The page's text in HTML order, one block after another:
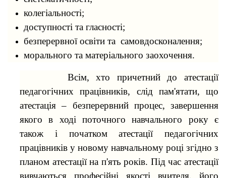
колегіальності;
доступності та гласності;
безперервної освіти та самовдосконалення;
морального та матеріального заохочення.
Всім, хто причетний до атестації
педагогічних працівників, слід пам'ятати, що
атестація – безперервний процес, завершення
якого в ході поточного навчального року є
також і початком атестації педагогічних
працівників у новому навчальному році згідно з
планом атестації на п'ять років. Під час атестації
вивчаються професійні якості вчителя, його